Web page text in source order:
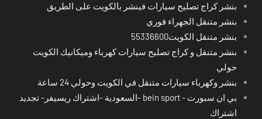
بنشر كراج تصليح سيارات فينشر بالكويت على الطريق
بنشر متنقل الجهراء فوري
بنشر متنقل الكويت55336600
بنشر متنقل و كراج تصليح سيارات كهرباء وميكانيك الكويت
حولي
بنشر وكهرباء سيارات متنقل في الكويت وحولي 24 ساعة
بي ان سبورت - bein sport -السعودية -اشتراك ريسيفر- تجديد
اشتراك